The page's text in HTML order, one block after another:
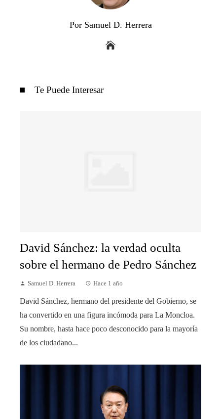
Por Samuel D. Herrera
Te Puede Interesar
David Sánchez: la verdad oculta
sobre el hermano de Pedro Sánchez
Samuel D. Herrera Hace 1 año
David Sánchez, hermano del presidente del Gobierno, se
ha convertido en una figura incómoda para La Moncloa.
Su nombre, hasta hace poco desconocido para la mayoría
de los ciudadano...